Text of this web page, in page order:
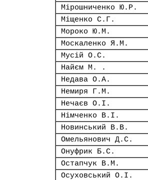
Мірошниченко Ю.Р.
Міщенко С.Г.
Мороко Ю.М.
Москаленко Я.М.
Мусій О.С.
Найєм М. .
Недава О.А.
Немиря Г.М.
Нечаєв О.І.
Німченко В.І.
Новинський В.В.
Омельянович Д.С.
Онуфрик Б.С.
Остапчук В.М.
Осуховський О.І.